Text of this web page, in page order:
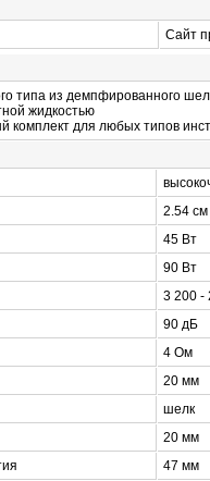
Сайт
типа из демпфированного
жидкостью
комплект для любых типов
2.54
45 Вт
90 Вт
3 200 -
90 дБ
4 Ом
20 мм
шелк
20 мм
47 мм